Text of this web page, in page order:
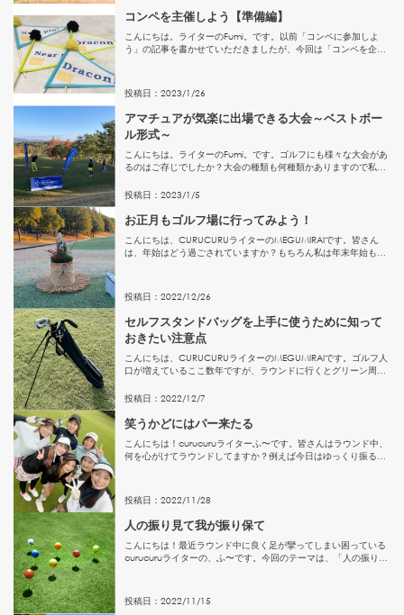
コンペを主催しよう【準備編】
こんにちは。ライターのFumi。です。以前「コンペに参加しよ
う」の記事を書かせていただきましたが、今回は「コンペを企画
わった...
投稿日： 2023/1/26
アマチュアが気楽に出場できる大会～ベストボー
ル形式～
こんにちは。ライターのFumi。です。ゴルフにも様々な大会があ
るのはご存じでしたか？大会の種類も何種類かありますので私が
す。【誰とでるか？】 4人１組のチーム戦、男女関係なく２人１
投稿日： 2023/1/5
お正月もゴルフ場に行ってみよう！
こんにちは、CURUCURUライターのMEGUMIRAIです。皆さん
は、年始はどう過ごされていますか？もちろん私は年末年始もゴ
投稿日： 2022/12/26
セルフスタンドバッグを上手に使うために知って
おきたい注意点
こんにちは、CURUCURUライターのMEGUMIRAIです。ゴルフ人
口が増えているここ数年ですが、ラウンドに行くとグリーン周り
いると思いませんか？特に若い人が利用している印象が強い...
投稿日： 2022/12/7
笑うかどにはパー来たる
こんにちは！curucuruライターふ〜です。皆さんはラウンド中、
何を心がけてラウンドしてますか？例えば今日はゆっくり振るの
な...
投稿日： 2022/11 /28
人の振り見て我が振り保て
こんにちは！最近ラウンド中に良く足が攣ってしまい困っている
curucuruライターの、ふ〜です。今回のテーマは、「人の振り見
ト...
投稿日： 2022/11/15